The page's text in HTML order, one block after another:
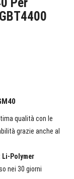
qualità con le
grazie anche al
Li-Polymer
nei 30 giorni